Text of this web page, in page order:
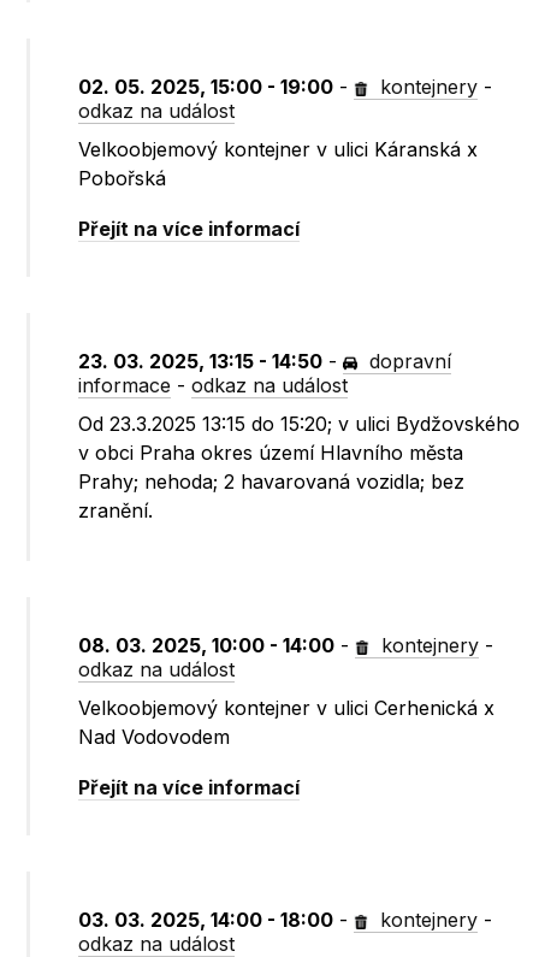
02. 05. 2025, 15:00 - 19:00 - kontejnery -
odkaz na událost
Velkoobjemový kontejner v ulici Káranská x
Pobořská
Přejít na více informací
23. 03. 2025, 13:15 - 14:50 -
dopravní
informace -odkaz na událost
Od 23.3.2025 13:15 do 15:20; v ulici Bydžovského
v obci Praha okres území Hlavního města
Prahy; nehoda; 2 havarovaná vozidla; bez
zranění.
08. 03. 2025, 10:00 - 14:00 - kontejnery -
odkaz na událost
Velkoobjemový kontejner v ulici Cerhenická x
Nad Vodovodem
Přejít na více informací
03. 03. 2025, 14:00 - 18:00 - kontejnery -
odkaz na událost